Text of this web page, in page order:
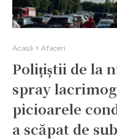
Acasă Afaceri
Polițiștii de la
spray
picioarele
a scăpat de